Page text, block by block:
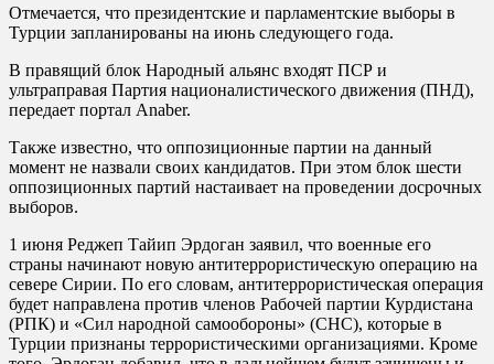
Отмечается, что президентские и парламентские выборы в
Турции запланированы на июнь следующего года.
В правящий блок Народный альянс входят ПСР и
ультраправая Партия националистического движения (ПНД),
передает портал Anaber.
Также известно, что оппозиционные партии на данный
момент не назвали своих кандидатов. При этом блок шести
оппозиционных партий настаивает на проведении досрочных
выборов.
1 июня Реджеп Тайип Эрдоган заявил, что военные его
страны начинают новую антитеррористическую операцию на
севере Сирии. По его словам, антитеррористическая операция
будет направлена против членов Рабочей партии Курдистана
(РПК) и «Сил народной самообороны» (СНС), которые в
Турции признаны террористическими организациями. Кроме